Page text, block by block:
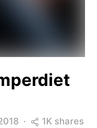
1K shares